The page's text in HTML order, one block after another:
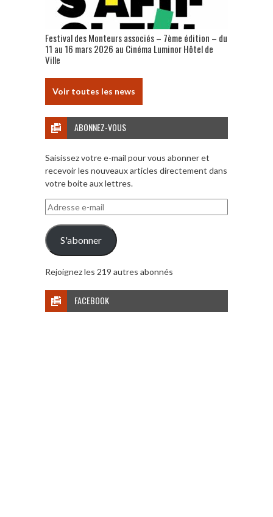
Festival des Monteurs associés – 7ème édition – du
11 au 16 mars 2026 au Cinéma Luminor Hôtel de
Ville
Voir toutes les news
ABONNEZ-VOUS
Saisissez votre e-mail pour vous abonner et
recevoir les nouveaux articles directement dans
votre boite aux lettres.
Adresse
e-
mail
S'abonner
Rejoignez les 219 autres abonnés
FACEBOOK